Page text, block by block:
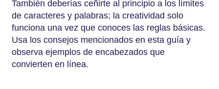
También deberías ceñirte al principio a los límites
de caracteres y palabras; la creatividad solo
funciona una vez que conoces las reglas básicas.
Usa los consejos mencionados en esta guía y
observa ejemplos de encabezados que
convierten en línea.